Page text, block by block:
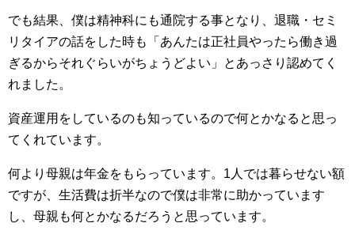
でも結果、僕は精神科にも通院する事となり、退職・セミ
リタイアの話をした時も「あんたは正社員やったら働き過
ぎるからそれぐらいがちょうどよい」とあっさり認めてく
れました。
資産運用をしているのも知っているので何とかなると思っ
てくれています。
何より母親は年金をもらっています。1人では暮らせない額
ですが、生活費は折半なので僕は非常に助かっています
し、母親も何とかなるだろうと思っています。